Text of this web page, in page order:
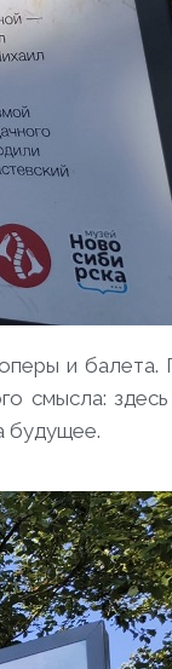
и балета.
смысла: здесь
будущее.